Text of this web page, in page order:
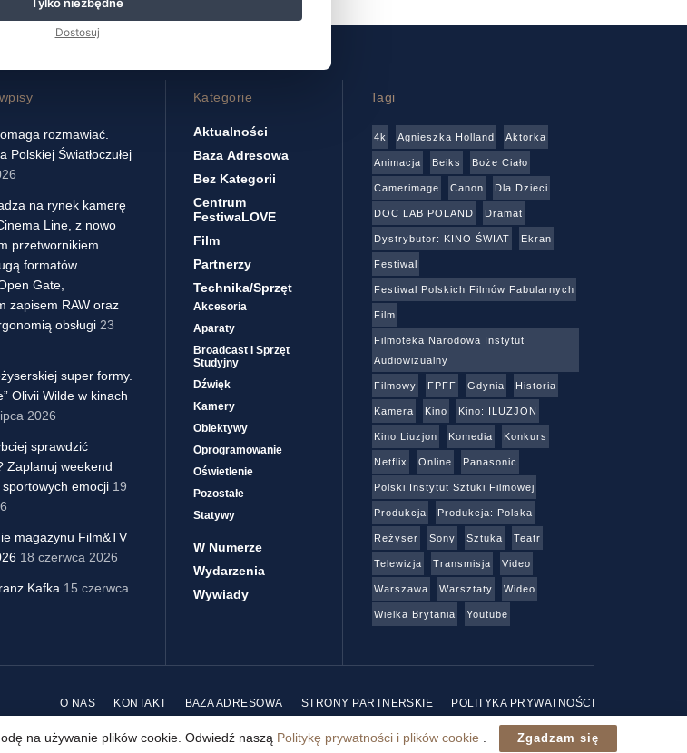
rozmawiać.
Polskiej Światłoczułej
na rynek kamerę
Line, z nowo
przetwornikiem
formatów
Gate,
zapisem RAW oraz
obsługi 23
super formy.
Olivii Wilde w kinach
2026
sprawdzić
Zaplanuj weekend
sportowych emocji 19
magazynu Film&TV
18 czerwca 2026
Kafka 15 czerwca
Kategorie
Aktualności
Baza Adresowa
Bez Kategorii
Centrum
FestiwaLOVE
Film
Partnerzy
Technika/sprzęt
Akcesoria
Aparaty
Broadcast I Sprzęt
Studyjny
Dźwięk
Kamery
Obiektywy
Oprogramowanie
Oświetlenie
Pozostałe
Statywy
W Numerze
Wydarzenia
Wywiady
Tagi
4k Agnieszka Holland Aktorka
Animacja Beiks Boże Ciało
Camerimage Canon Dla Dzieci
DOC LAB POLAND Dramat
Dystrybutor: KINO ŚWIAT Ekran
Festiwal
Festiwal Polskich Filmów Fabularnych
Film
Filmoteka Narodowa Instytut
Audiowizualny
Filmowy FPFF Gdynia Historia
Kamera Kino Kino: ILUZJON
Kino Liuzjon Komedia Konkurs
Netflix Online Panasonic
Polski Instytut Sztuki Filmowej
Produkcja Produkcja: Polska
Reżyser Sony Sztuka Teatr
Telewizja Transmisja Video
Warszawa Warsztaty Wideo
Wielka Brytania Youtube
O NAS KONTAKT BAZA ADRESOWA STRONY PARTNERSKIE POLITYKA PRYWATNOŚCI
na używanie plików cookie. Odwiedź naszą Politykę prywatności i plików cookie Zgadzam się
Dostosuj